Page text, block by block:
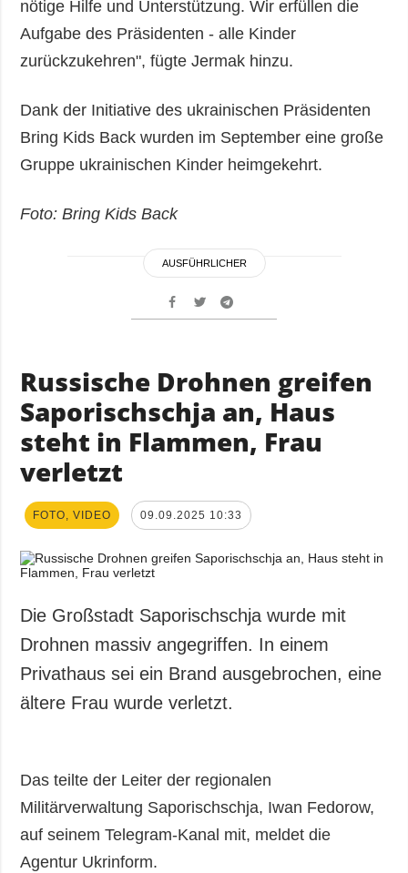
nötige Hilfe und Unterstützung. Wir erfüllen die
Aufgabe des Präsidenten - alle Kinder
zurückzukehren", fügte Jermak hinzu.
Dank der Initiative des ukrainischen Präsidenten
Bring Kids Back wurden im September eine große
Gruppe ukrainischen Kinder heimgekehrt.
Foto: Bring Kids Back
AUSFÜHRLICHER
Russische Drohnen greifen
Saporischschja an, Haus
steht in Flammen, Frau
verletzt
FOTO, VIDEO 09.09.2025 10:33
Die Großstadt Saporischschja wurde mit
Drohnen massiv angegriffen. In einem
Privathaus sei ein Brand ausgebrochen, eine
ältere Frau wurde verletzt.
Das teilte der Leiter der regionalen
Militärverwaltung Saporischschja, Iwan Fedorow,
auf seinem Telegram-Kanal mit, meldet die
Agentur Ukrinform.